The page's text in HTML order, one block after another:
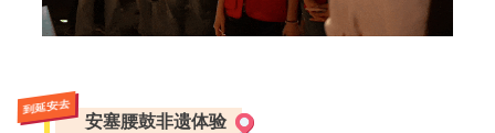
到延安去
安塞腰鼓非遗体验